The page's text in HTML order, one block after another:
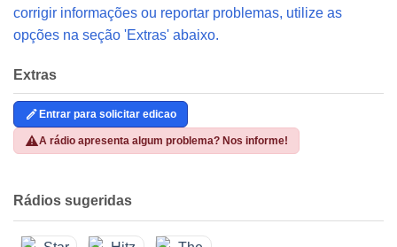
corrigir informações ou reportar problemas, utilize as
opções na seção 'Extras' abaixo.
Extras
Entrar para solicitar edicao
A rádio apresenta algum problema? Nos informe!
Rádios sugeridas